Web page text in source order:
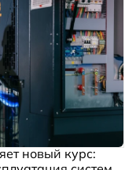
новый курс: